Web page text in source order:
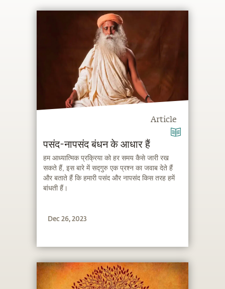
Article
पसंद-नापसंद बंधन के आधार हैं
हम आध्यात्मिक प्रक्रिया को हर समय कैसे जारी रख
सकते हैं, इस बारे में सद्गुरु एक प्रश्न का जवाब देते हैं
और बताते हैं कि हमारी पसंद और नापसंद किस तरह हमें
बांधती हैं।
Dec 26, 2023